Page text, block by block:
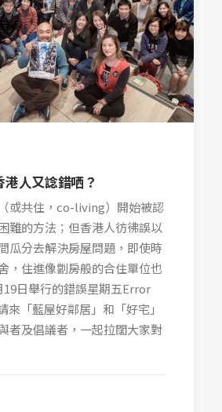
人又諗錯哂？
或共住，co-living）開始被認
難的方法；但香港人彷彿誤以
瓜分去解決房屋問題，即使時
，住進像劏房般的合住單位也
19日舉行的錯誤星期五Error
來「藍屋好鄰居」和「好宅」
者及倡議者，一起拉闊大家對